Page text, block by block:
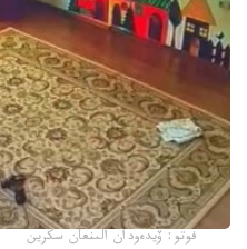
فوتو: ۆيدەودان الىنعان سكرين